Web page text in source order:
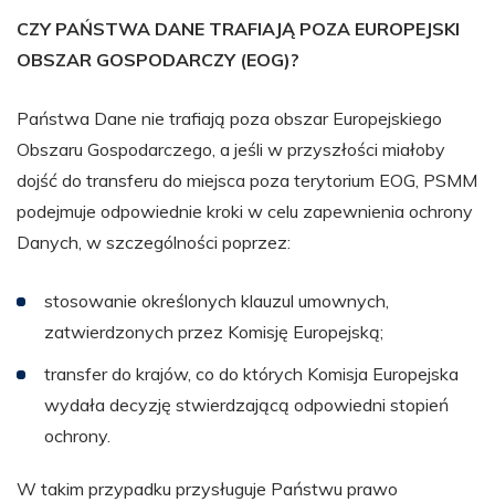
CZY PAŃSTWA DANE TRAFIAJĄ POZA EUROPEJSKI
OBSZAR GOSPODARCZY (EOG)?
Państwa Dane nie trafiają poza obszar Europejskiego
Obszaru Gospodarczego, a jeśli w przyszłości miałoby
dojść do transferu do miejsca poza terytorium EOG, PSMM
podejmuje odpowiednie kroki w celu zapewnienia ochrony
Danych, w szczególności poprzez:
stosowanie określonych klauzul umownych,
zatwierdzonych przez Komisję Europejską;
transfer do krajów, co do których Komisja Europejska
wydała decyzję stwierdzającą odpowiedni stopień
ochrony.
W takim przypadku przysługuje Państwu prawo